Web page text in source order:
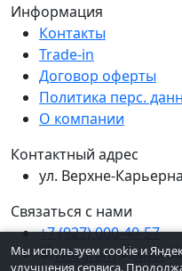
Информация
Контакты
Trade-in
Договор оферты
Политика перс.
О компании
Контактный адрес
ул. Верхне-
Связаться с нами
+7 (927) 000-40-57
Мы используем cookie и
улучшения сервиса.